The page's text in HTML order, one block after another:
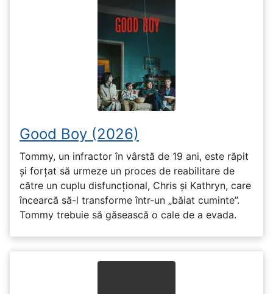
Good Boy (2026)
Tommy, un infractor în vârstă de 19 ani, este răpit
și forțat să urmeze un proces de reabilitare de
către un cuplu disfuncțional, Chris și Kathryn, care
încearcă să-l transforme într-un „băiat cuminte”.
Tommy trebuie să găsească o cale de a evada.